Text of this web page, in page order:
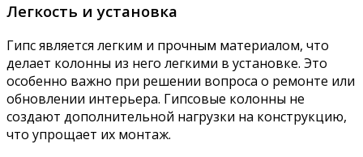
Легкость и установка
Гипс является легким и прочным материалом, что
делает колонны из него легкими в установке. Это
особенно важно при решении вопроса о ремонте или
обновлении интерьера. Гипсовые колонны не
создают дополнительной нагрузки на конструкцию,
что упрощает их монтаж.